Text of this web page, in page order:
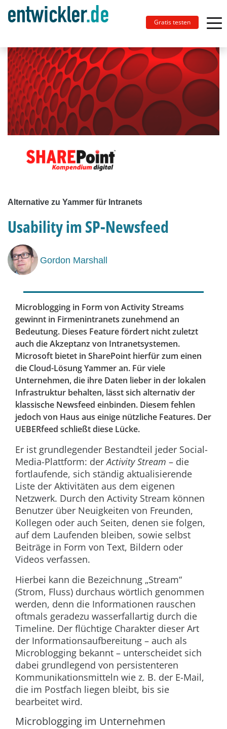
Gratis testen
Alternative zu Yammer für Intranets
Usability im SP-Newsfeed
Gordon Marshall
Microblogging in Form von Activity Streams
gewinnt in Firmenintranets zunehmend an
Bedeutung. Dieses Feature fördert nicht zuletzt
auch die Akzeptanz von Intranetsystemen.
Microsoft bietet in SharePoint hierfür zum einen
die Cloud-Lösung Yammer an. Für viele
Unternehmen, die ihre Daten lieber in der lokalen
Infrastruktur behalten, lässt sich alternativ der
klassische Newsfeed einbinden. Diesem fehlen
jedoch von Haus aus einige nützliche Features. Der
UEBERfeed schließt diese Lücke.
Er ist grundlegender Bestandteil jeder Social-
Media-Plattform: derActivity Stream – die
fortlaufende, sich ständig aktualisierende
Liste der Aktivitäten aus dem eigenen
Netzwerk. Durch den Activity Stream können
Benutzer über Neuigkeiten von Freunden,
Kollegen oder auch Seiten, denen sie folgen,
auf dem Laufenden bleiben, sowie selbst
Beiträge in Form von Text, Bildern oder
Videos verfassen.
Hierbei kann die Bezeichnung „Stream“
(Strom, Fluss) durchaus wörtlich genommen
werden, denn die Informationen rauschen
oftmals geradezu wasserfallartig durch die
Timeline. Der flüchtige Charakter dieser Art
der Informationsaufbereitung – auch als
Microblogging bekannt – unterscheidet sich
dabei grundlegend von persistenteren
Kommunikationsmitteln wie z. B. der E-Mail,
die im Postfach liegen bleibt, bis sie
bearbeitet wird.
Microblogging im Unternehmen